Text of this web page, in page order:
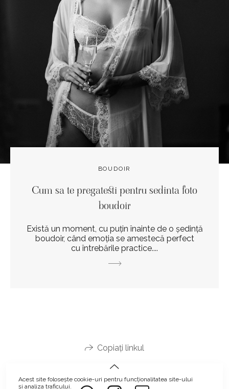
BOUDOIR
Cum sa te pregatesti pentru sedinta foto
boudoir
Există un moment, cu puțin înainte de o ședință
boudoir, când emoția se amestecă perfect
cu întrebările practice....
Copiați linkul
Acest site folosește cookie-uri pentru funcționalitatea site-ului
și analiza traficului.